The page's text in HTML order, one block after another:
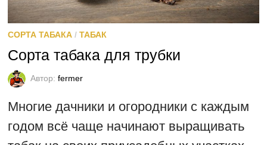
СОРТА ТАБАКА/ ТАБАК
Сорта табака для трубки
Автор: fermer
Многие дачники и огородники с каждым
годом всё чаще начинают выращивать